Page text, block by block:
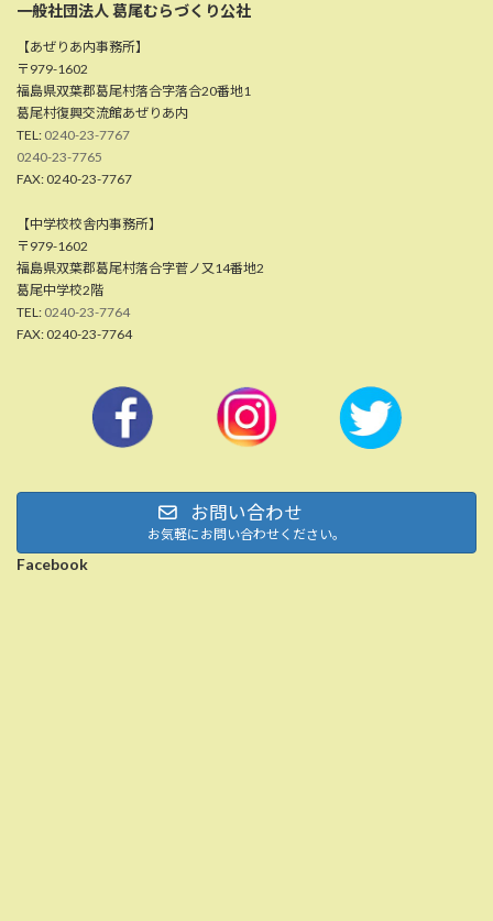
一般社団法人 葛尾むらづくり公社
【あぜりあ内事務所】
〒979-1602
福島県双葉郡葛尾村落合字落合20番地1
葛尾村復興交流館あぜりあ内
TEL: 0240-23-7767
0240-23-7765
FAX: 0240-23-7767
【中学校校舎内事務所】
〒979-1602
福島県双葉郡葛尾村落合字菅ノ又14番地2
葛尾中学校2階
TEL: 0240-23-7764
FAX: 0240-23-7764
お問い合わせ
お気軽にお問い合わせください。
Facebook